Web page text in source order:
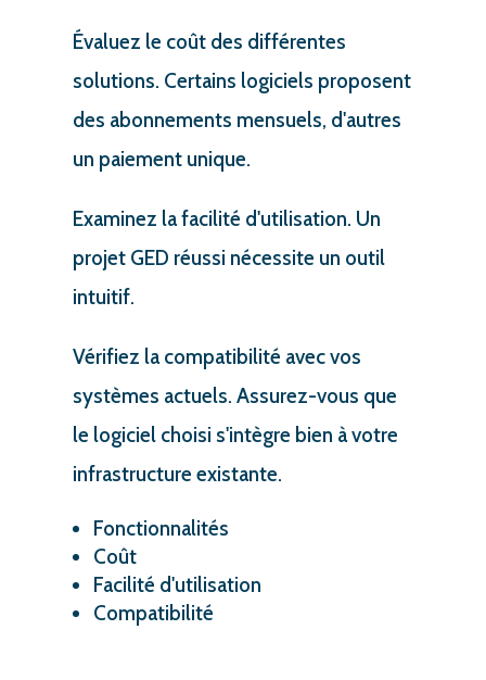
Évaluez le coût des différentes
solutions. Certains logiciels proposent
des abonnements mensuels, d'autres
un paiement unique.
Examinez la facilité d'utilisation. Un
projet GED réussi nécessite un outil
intuitif.
Vérifiez la compatibilité avec vos
systèmes actuels. Assurez-vous que
le logiciel choisi s'intègre bien à votre
infrastructure existante.
Fonctionnalités
Coût
Facilité d'utilisation
Compatibilité